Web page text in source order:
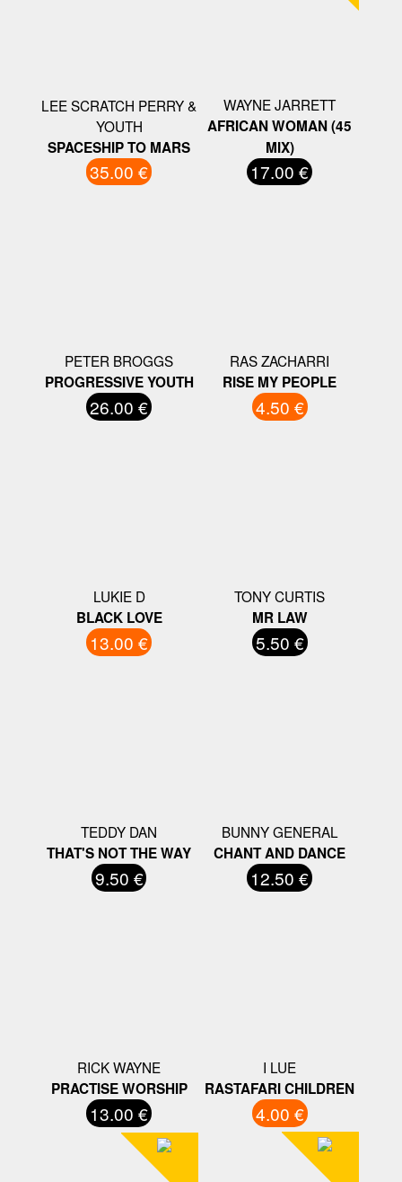
LEE SCRATCH PERRY &
YOUTH
SPACESHIP TO MARS
35.00 €
WAYNE JARRETT
AFRICAN WOMAN (45
MIX)
17.00 €
PETER BROGGS
PROGRESSIVE YOUTH
26.00 €
RAS ZACHARRI
RISE MY PEOPLE
4.50 €
LUKIE D
BLACK LOVE
13.00 €
TONY CURTIS
MR LAW
5.50 €
TEDDY DAN
THAT'S NOT THE WAY
9.50 €
BUNNY GENERAL
CHANT AND DANCE
12.50 €
RICK WAYNE
PRACTISE WORSHIP
13.00 €
I LUE
RASTAFARI CHILDREN
4.00 €